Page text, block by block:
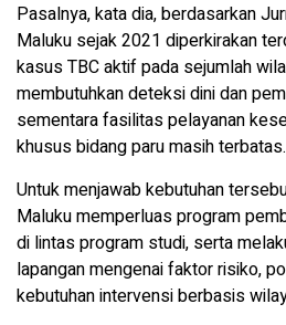
Pasalnya, kata dia, berdasarkan
Maluku sejak 2021 diperkirakan
kasus TBC aktif pada sejumlah
membutuhkan deteksi dini dan
sementara fasilitas pelayanan
khusus bidang paru masih terbatas.
Untuk menjawab kebutuhan
Maluku memperluas program
di lintas program studi, serta
lapangan mengenai faktor risiko,
kebutuhan intervensi berbasis